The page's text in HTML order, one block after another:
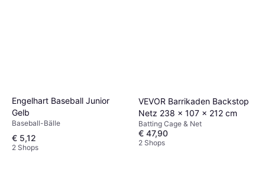
Engelhart Baseball Junior
Gelb
Baseball-Bälle
€ 5,12
2 Shops
VEVOR Barrikaden Backstop
Netz 238 x 107 x 212 cm
Batting Cage & Net
€ 47,90
2 Shops